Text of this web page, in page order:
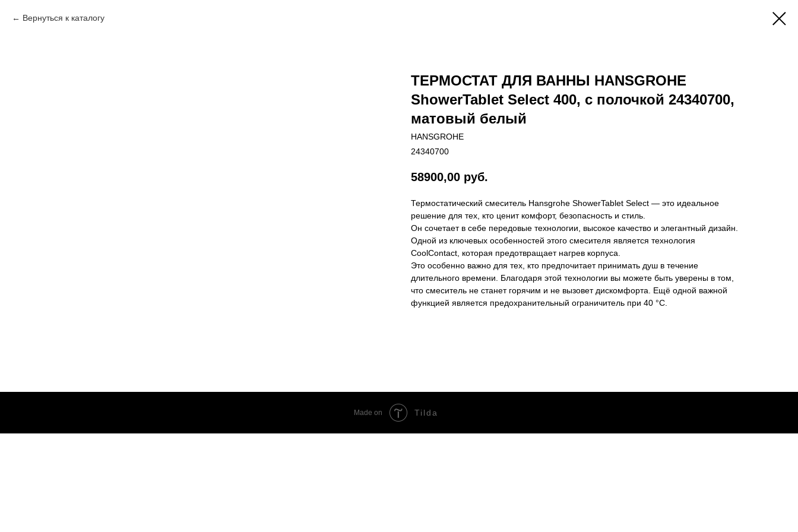
Вернуться к каталогу
ТЕРМОСТАТ ДЛЯ ВАННЫ HANSGROHE
ShowerTablet Select 400, с полочкой 24340700,
матовый белый
HANSGROHE
24340700
58900,00 руб.
Термостатический смеситель Hansgrohe ShowerTablet Select — это идеальное
решение для тех, кто ценит комфорт, безопасность и стиль.
Он сочетает в себе передовые технологии, высокое качество и элегантный дизайн.
Одной из ключевых особенностей этого смесителя является технология
CoolContact, которая предотвращает нагрев корпуса.
Это особенно важно для тех, кто предпочитает принимать душ в течение
длительного времени. Благодаря этой технологии вы можете быть уверены в том,
что смеситель не станет горячим и не вызовет дискомфорта. Ещё одной важной
функцией является предохранительный ограничитель при 40 °C.
Made on Tilda